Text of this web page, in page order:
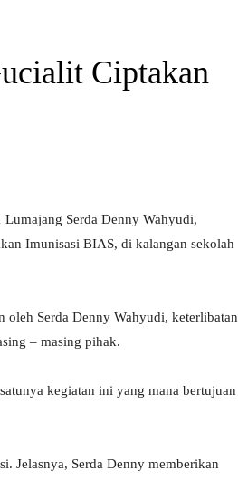
Ciptakan
Serda Denny Wahyudi,
Imunisasi BIAS, di kalangan sekolah
Serda Denny Wahyudi, keterlibatan
– masing pihak.
kegiatan ini yang mana bertujuan
Jelasnya, Serda Denny memberikan